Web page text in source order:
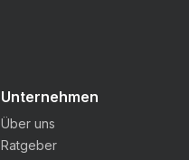
Unternehmen
Über uns
Ratgeber